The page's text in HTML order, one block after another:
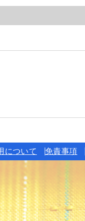
について 免責事項